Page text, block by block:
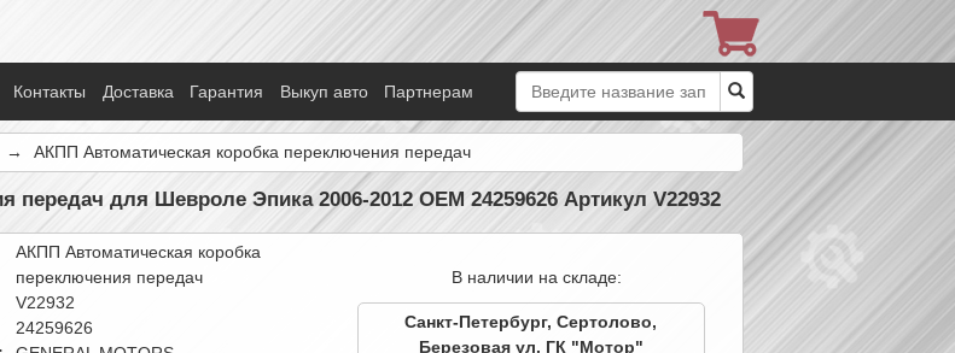
Контакты Доставка Гарантия Выкуп авто Партнерам
→ АКПП Автоматическая коробка переключения передач
для Шевроле Эпика 2006-2012 OEM 24259626 Артикул V22932
АКПП Автоматическая коробка
переключения передач
V22932
24259626
В наличии на складе:
Санкт-Петербург, Сертолово,
Березовая ул. ГК "Мотор"